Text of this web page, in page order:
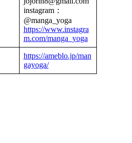
instagram：
@manga_yoga
https://www.instagra
m.com/manga_yoga
https://ameblo.jp/man
gayoga/